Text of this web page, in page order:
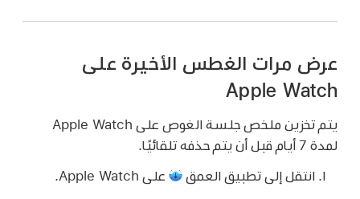
عرض مرات الغطس الأخيرة على
Apple Watch
يتم تخزين ملخص جلسة الغوص على Apple Watch
لمدة 7 أيام قبل أن يتم حذفه تلقائيًا.
انتقل إلى تطبيق العمق على Apple Watch.